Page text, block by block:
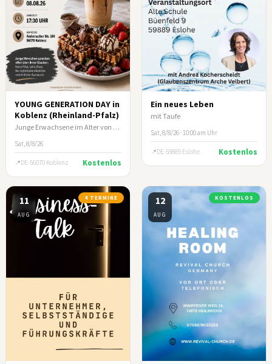
YOUNG GENERATION DAY in
Koblenz (Rheinland-Pfalz)
Junge Erwachsene im Alter von ca. 17-35 Jahre
Sat, 8/8/26
DE-56070 Koblenz Kostenlos
Ein neues Leben
mit Taufe
Sat, 8/8/26 · 10:00 am Uhr
DE-59889 Eslohe Kostenlos
11
AUG
4 TERMINE 12
AUG
KOSTENLOS